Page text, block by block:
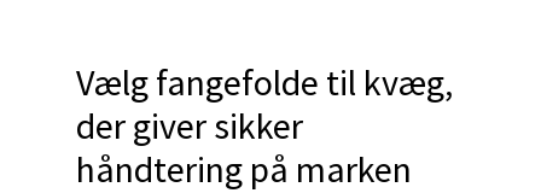
Vælg fangefolde til kvæg,
der giver sikker
håndtering på marken